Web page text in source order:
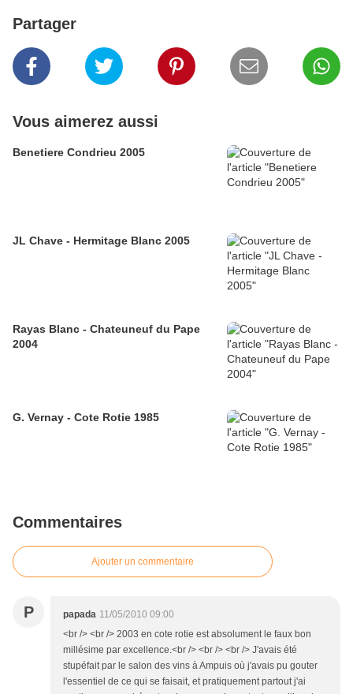
Partager
Vous aimerez aussi
Benetiere Condrieu 2005
JL Chave - Hermitage Blanc 2005
Rayas Blanc - Chateuneuf du Pape
2004
G. Vernay - Cote Rotie 1985
Commentaires
Ajouter un commentaire
P papada 11/05/2010 09:00
<br /> <br /> 2003 en cote rotie est absolument le faux bon
millésime par excellence.<br /> <br /> <br /> J'avais été
stupéfait par le salon des vins à Ampuis où j'avais pu gouter
l'essentiel de ce qui se faisait, et pratiquement partout j'ai